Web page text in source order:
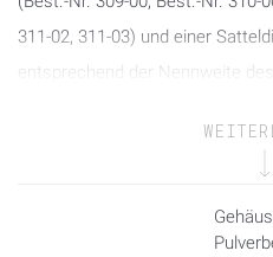
311-02, 311-03) und einer
entsprechend der Nennweite
Zuverlässige und dichte
von Feststoffen an die Spindel